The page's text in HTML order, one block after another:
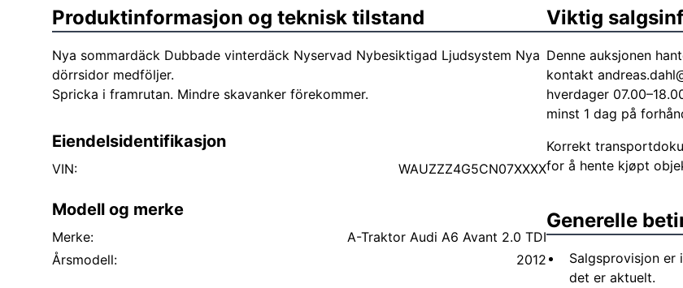
Produktinformasjon og teknisk tilstand
Nya sommardäck Dubbade vinterdäck Nyservad Nybesiktigad Ljudsystem Nya
dörrsidor medföljer.
Spricka i framrutan. Mindre skavanker förekommer.
Eiendelsidentifikasjon
VIN: WAUZZZ4G5CN07XXXX
Modell og merke
Merke:
A-Traktor Audi A6 Avant 2.0 TDI
Årsmodell:
2012
Viktig
Denne auksjonen
kontakt
hverdager
minst 1 dag på
Korrekt
for å hente kjøpt
Generelle
Salgsprovisjon
det er aktuelt.